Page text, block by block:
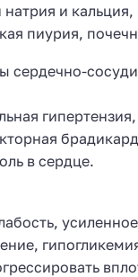
и кальция,
пиурия,
сердечно-
в сердце.
усиленное